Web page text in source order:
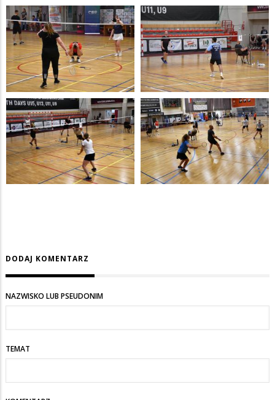
DODAJ KOMENTARZ
NAZWISKO LUB PSEUDONIM
TEMAT